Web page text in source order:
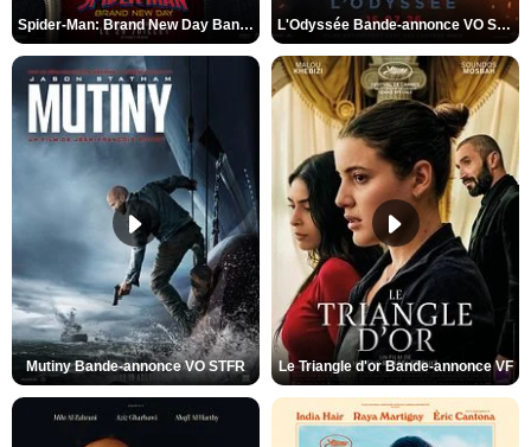
Spider-Man: Brand New Day Bande-annonce VO STFR L'Odyssée Bande-annonce VO STFR
Mutiny Bande-annonce VO STFR Le Triangle d'or Bande-annonce VF